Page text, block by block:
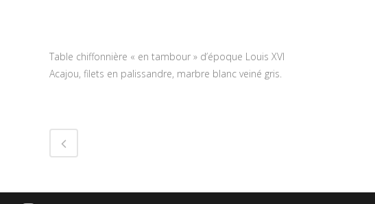
Table chiffonnière « en tambour » d’époque Louis XVI
Acajou, filets en palissandre, marbre blanc veiné gris.